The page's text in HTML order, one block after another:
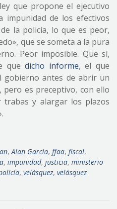
que propone el ejecutivo
impunidad de los efectivos
la policía, lo que es peor,
que se someta a la pura
Peor imposible. Que sí,
quedicho informe, el que
gobierno antes de abrir un
pero es preceptivo, con ello
trabas y alargar los plazos
,Alan García, ffaa, fiscal,
, impunidad, justicia, ministerio
, velásquez, velásquez